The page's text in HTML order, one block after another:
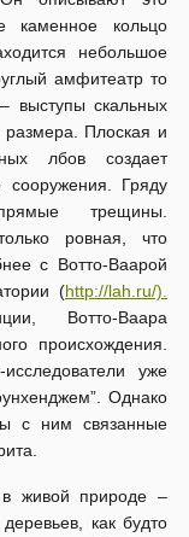
каменное кольцо
небольшое
амфитеатр то
выступы скальных
размера. Плоская и
лбов создает
сооружения. Гряду
трещины.
ровная, что
с Вотто-Ваарой
(http://lah.ru/).
Вотто-Ваара
происхождения.
уже
Однако
с ним связанные
живой природе –
как будто